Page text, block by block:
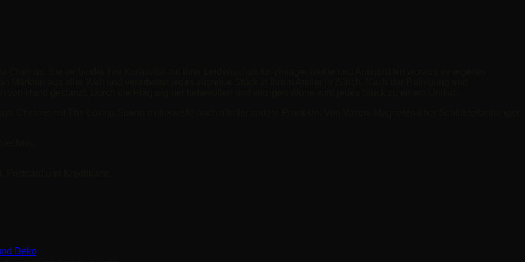
Deko
Märkten aus aller Welt und verarbeitet jedes einzelne Stück in ihrem Atelier in Zürich. Nach der Reinigung und
von Hand gestanzt. Durch die Prägung der liebevollen und witzigen Worte wird jedes Stück zu einem Unikat.
Chelmis mit The Loving Spoon mittlerweile auch allerlei andere Produkte. Von Vasen, Magneten über Schlüsselanhänger
und Kreditkarte.